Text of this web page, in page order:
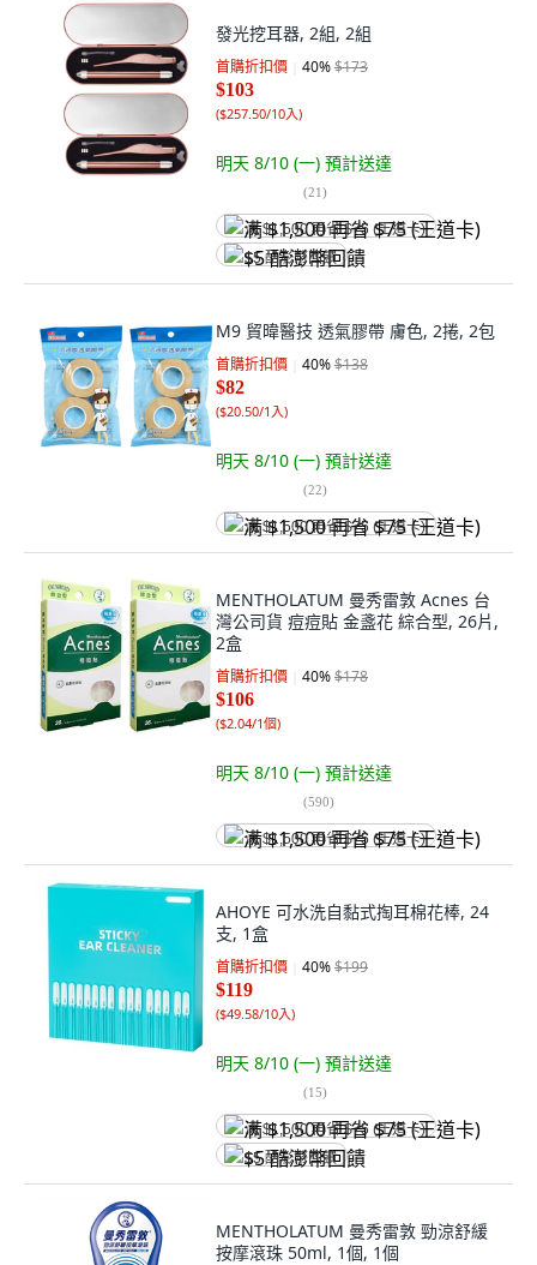
發光挖耳器, 2組, 2組
首購折扣價 40%$173
$103
($257.50/10入)
明天 8/10 (一) 預計送達
(21)
满 $1,500 再省 $75 (王道卡)
$5 酷澎幣回饋
M9 貿暐醫技 透氣膠帶 膚色, 2捲, 2包
首購折扣價 40%$138
$82
($20.50/1入)
明天 8/10 (一) 預計送達
(22)
满 $1,500 再省 $75 (王道卡)
MENTHOLATUM 曼秀雷敦 Acnes 台
灣公司貨 痘痘貼 金盞花 綜合型, 26片,
2盒
首購折扣價 40%$178
$106
($2.04/1個)
明天 8/10 (一) 預計送達
(590)
满 $1,500 再省 $75 (王道卡)
AHOYE 可水洗自黏式掏耳棉花棒, 24
支, 1盒
首購折扣價 40%$199
$119
($49.58/10入)
明天 8/10 (一) 預計送達
(15)
满 $1,500 再省 $75 (王道卡)
$5 酷澎幣回饋
MENTHOLATUM 曼秀雷敦 勁涼舒緩
按摩滾珠 50ml, 1個, 1個